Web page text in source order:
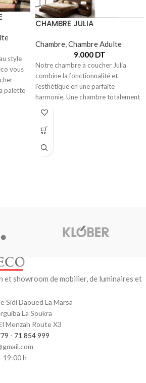
style
vous
palette
CHAMBRE JULIA
Chambre,Chambre Adulte
9.000 DT
Notre chambre à coucher Julia
combine la fonctionnalité et
l’esthétique en une parfaite
harmonie. Une chambre totalement
et showroom de mobilier, de luminaires et
Sidi Daoued La Marsa
La Soukra
Menzah Route X3
- 71 854 999
19:00 h